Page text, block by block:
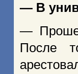
— В
—
После